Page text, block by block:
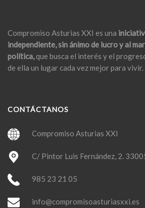
Compromiso Asturias XXI es una
independiente, sin ánimo de lucro y al
política,que busca el interés y el
de ella un lugar cada vez mejor para vivir.
CONTÁCTANOS
Compromiso Asturias XXI
C/ Pintor Luis Fernández, 2.
985 23 21 05
info@compromisoasturiasxxi.es